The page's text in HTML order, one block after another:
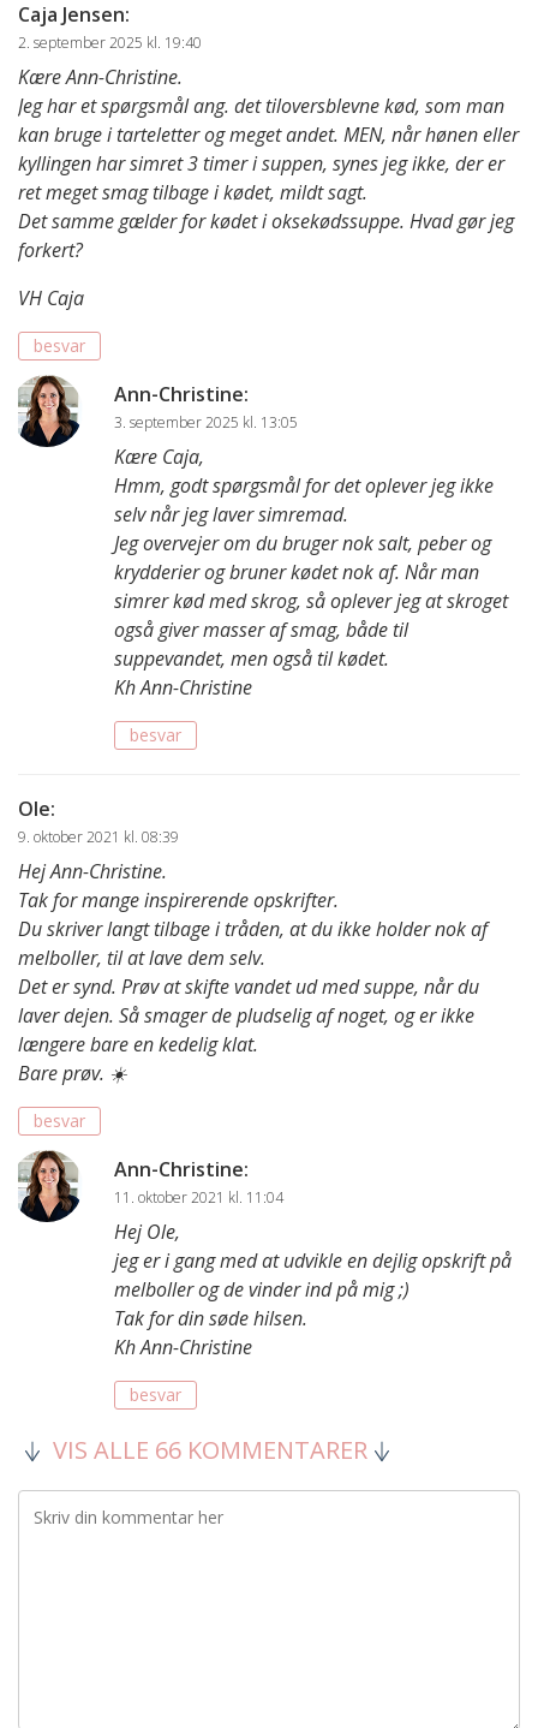
Caja Jensen:
2. september 2025 kl. 19:40
Kære Ann-Christine.
Jeg har et spørgsmål ang. det tiloversblevne kød, som man
kan bruge i tarteletter og meget andet. MEN, når hønen eller
kyllingen har simret 3 timer i suppen, synes jeg ikke, der er
ret meget smag tilbage i kødet, mildt sagt.
Det samme gælder for kødet i oksekødssuppe. Hvad gør jeg
forkert?
VH Caja
besvar
Ann-Christine:
3. september 2025 kl. 13:05
Kære Caja,
Hmm, godt spørgsmål for det oplever jeg ikke
selv når jeg laver simremad.
Jeg overvejer om du bruger nok salt, peber og
krydderier og bruner kødet nok af. Når man
simrer kød med skrog, så oplever jeg at skroget
også giver masser af smag, både til
suppevandet, men også til kødet.
Kh Ann-Christine
besvar
Ole:
9. oktober 2021 kl. 08:39
Hej Ann-Christine.
Tak for mange inspirerende opskrifter.
Du skriver langt tilbage i tråden, at du ikke holder nok af
melboller, til at lave dem selv.
Det er synd. Prøv at skifte vandet ud med suppe, når du
laver dejen. Så smager de pludselig af noget, og er ikke
længere bare en kedelig klat.
Bare prøv. ☀️
besvar
Ann-Christine:
11. oktober 2021 kl. 11:04
Hej Ole,
jeg er i gang med at udvikle en dejlig opskrift på
melboller og de vinder ind på mig ;)
Tak for din søde hilsen.
Kh Ann-Christine
besvar
VIS ALLE 66 KOMMENTARER